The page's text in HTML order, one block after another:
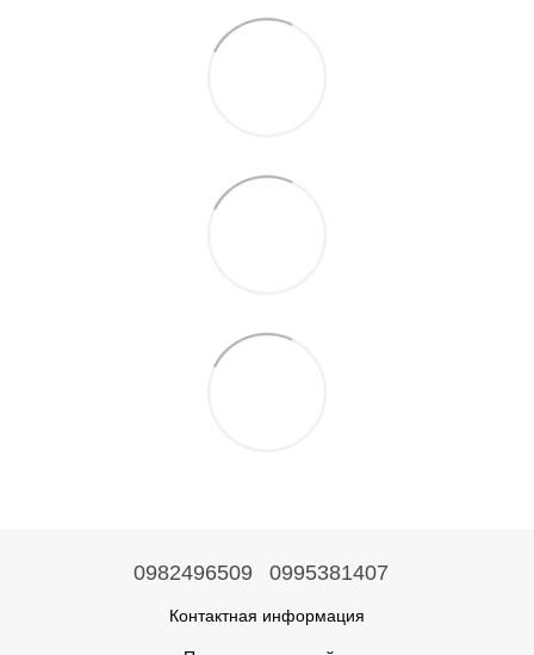
0982496509 0995381407
Контактная информация